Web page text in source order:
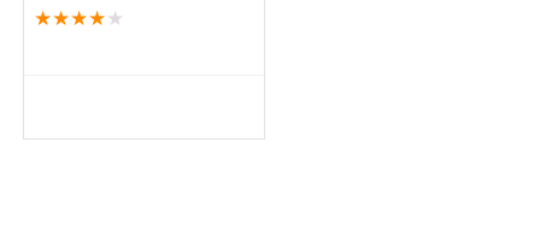
★★★★ ★